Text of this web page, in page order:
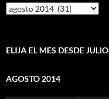
Mensajes
por
ELIJA EL MES DESDE JULIO
AGOSTO 2014